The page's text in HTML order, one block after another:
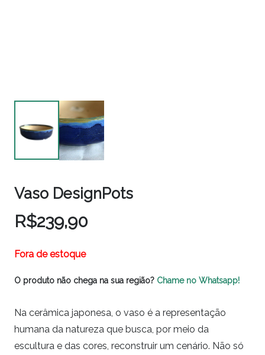
Vaso DesignPots
R$239,90
Fora de estoque
O produto não chega na sua região? Chame no Whatsapp!
Na cerâmica japonesa, o vaso é a representação
humana da natureza que busca, por meio da
escultura e das cores, reconstruir um cenário. Não só